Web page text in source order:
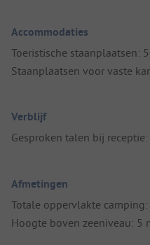
Accommodaties
Toeristische staanplaatsen:
Staanplaatsen voor vaste
Verblijf
Gesproken talen bij
Afmetingen
Totale oppervlakte
Hoogte boven zeeniveau: 5